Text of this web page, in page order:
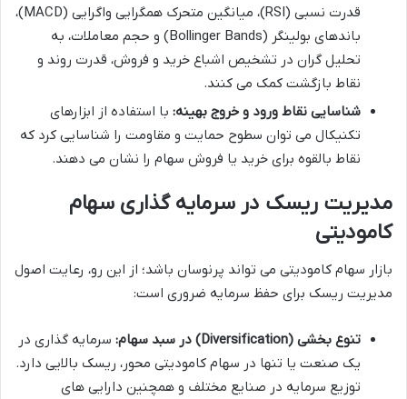
قدرت نسبی (RSI)، میانگین متحرک همگرایی واگرایی (MACD)،
باندهای بولینگر (Bollinger Bands) و حجم معاملات، به
تحلیل گران در تشخیص اشباع خرید و فروش، قدرت روند و
نقاط بازگشت کمک می کنند.
شناسایی نقاط ورود و خروج بهینه: با استفاده از ابزارهای
تکنیکال می توان سطوح حمایت و مقاومت را شناسایی کرد که
نقاط بالقوه برای خرید یا فروش سهام را نشان می دهند.
مدیریت ریسک در سرمایه گذاری سهام
کامودیتی
بازار سهام کامودیتی می تواند پرنوسان باشد؛ از این رو، رعایت اصول
مدیریت ریسک برای حفظ سرمایه ضروری است:
تنوع بخشی (Diversification) در سبد سهام:
سرمایه گذاری در
یک صنعت یا تنها در سهام کامودیتی محور، ریسک بالایی دارد.
توزیع سرمایه در صنایع مختلف و همچنین دارایی های